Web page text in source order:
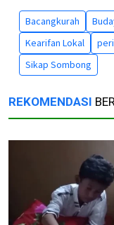
Bacangkurah
Kearifan Lokal
Sikap Sombong
REKOMENDASI